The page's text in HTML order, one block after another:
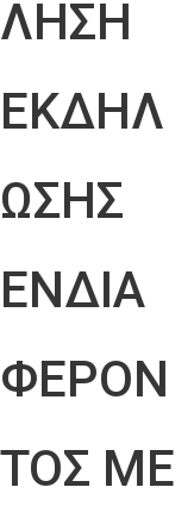
ΛΗΣΗ
ΕΚΔΗΛ
ΩΣΗΣ
ΕΝΔΙΑ
ΦΕΡΟΝ
ΤΟΣ ΜΕ